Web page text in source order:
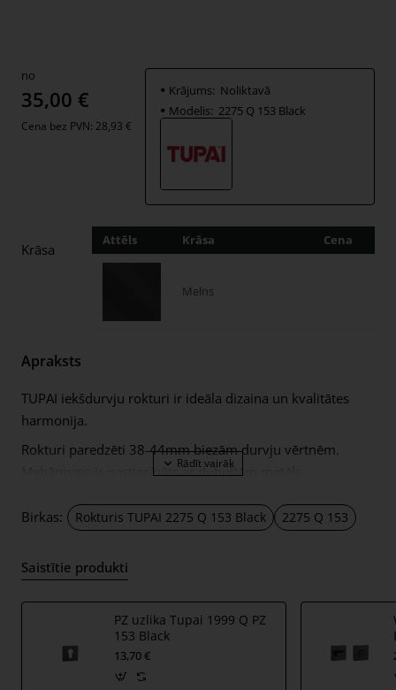
no
35,00 €
Cena bez PVN: 28,93 €
Krājums: Noliktavā
Modelis: 2275 Q 153 Black
Krāsa
Attēls Krāsa Cena
Melns
Apraksts
TUPAI iekšdurvju rokturi ir ideāla dizaina un kvalitātes
harmonija.
Rokturi paredzēti 38-44mm biezām durvju vērtnēm.
Mehānisms ir pastiprināts ar dubultām metāla
metāla rozetēm. Ilgu un ērtu lietošanu garantē katrs
Komplektā ietilpst:
biezām rokturu rozetēm;
2 gab. montāžas rozetes (tā saucamie montāžas
adapteri);
8x8mm diametra rokturis;
Birkas: Rokturis TUPAI 2275 Q 153 Black 2275 Q 153
Saistītie produkti
PZ uzlika Tupai 1999 Q PZ
153 Black
13,70 €